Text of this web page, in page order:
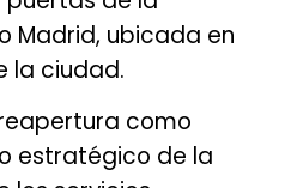
Madrid, ubicada en
la ciudad.
como
estratégico de la